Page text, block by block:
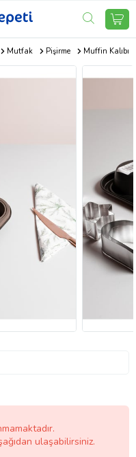
Mutfak Pişirme Muffin Kalıbı
ulaşabilirsiniz.